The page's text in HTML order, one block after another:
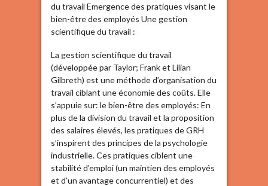
du travail Emergence des pratiques visant le
bien-être des employés Une gestion
scientifique du travail :
La gestion scientifique du travail
(développée par Taylor; Frank et Lilian
Gilbreth) est une méthode d’organisation du
travail ciblant une économie des coûts. Elle
s’appuie sur: le bien-être des employés: En
plus de la division du travail et la proposition
des salaires élevés, les pratiques de GRH
s’inspirent des principes de la psychologie
industrielle. Ces pratiques ciblent une
stabilité d’emploi (un maintien des employés
et d’un avantage concurrentiel) et des